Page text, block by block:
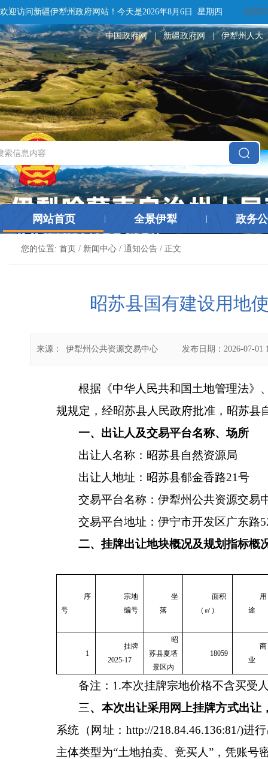
欢迎访问新疆伊犁州政府网站！ 今天是2026年8月6日 星期四 无障碍
中国政府网 | 新疆政府网 | 伊犁州人大
网站首页 全景伊犁 政务
您的位置: 首页 / 新闻中心 / 通知公告 / 正文
昭苏县国有建设用地
来源： 伊犁州公共资源交易中心 发布日期： 2026-07-01
根据《中华人民共和国土地管理法》
规规定，经昭苏县人民政府批准， 昭苏县
一、出让人及交易平台名称、场所
出让人名称： 昭苏县自然资源局
出让人地址： 昭苏县郁金香路21号
交易平台名称：伊犁州公共资源交易
交易平台地址：伊宁市开发区广东路
二、挂牌出让地块概况及规划指标概
序
号
宗地
编号
坐
落
面积
（㎡）
用
途
1
挂牌
2025-17
昭
苏县夏塔
景区内
18059
商
业
备注： 1.本次挂牌宗地价格不含买受
三、本次出让采用网上挂牌方式出让
系统（网址： http://218.84.46.136:81/)进
主体类型为“土地拍卖、竞买人”，凭账